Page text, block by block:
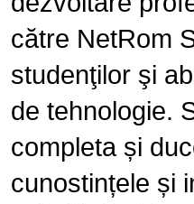
către NetRom
studenţilor şi
de tehnologie.
completa și
cunostințele și